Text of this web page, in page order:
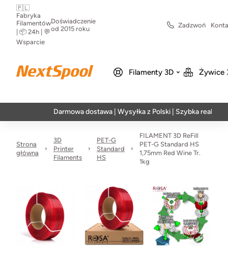
🇵🇱
Fabryka
Filamentów
| 📦 24h | 💬
Wsparcie
Doświadczenie
od 2015 roku
Zadzwoń
Filamenty 3D Żywice
Darmowa dostawa | Wysyłka z Polski | Szybka realizacja w 24h
Strona
główna
3D
Printer
Filaments
PET-G
Standard
HS
FILAMENT 3D ReFill
PET-G Standard HS
1,75mm Red Wine Tr.
1kg